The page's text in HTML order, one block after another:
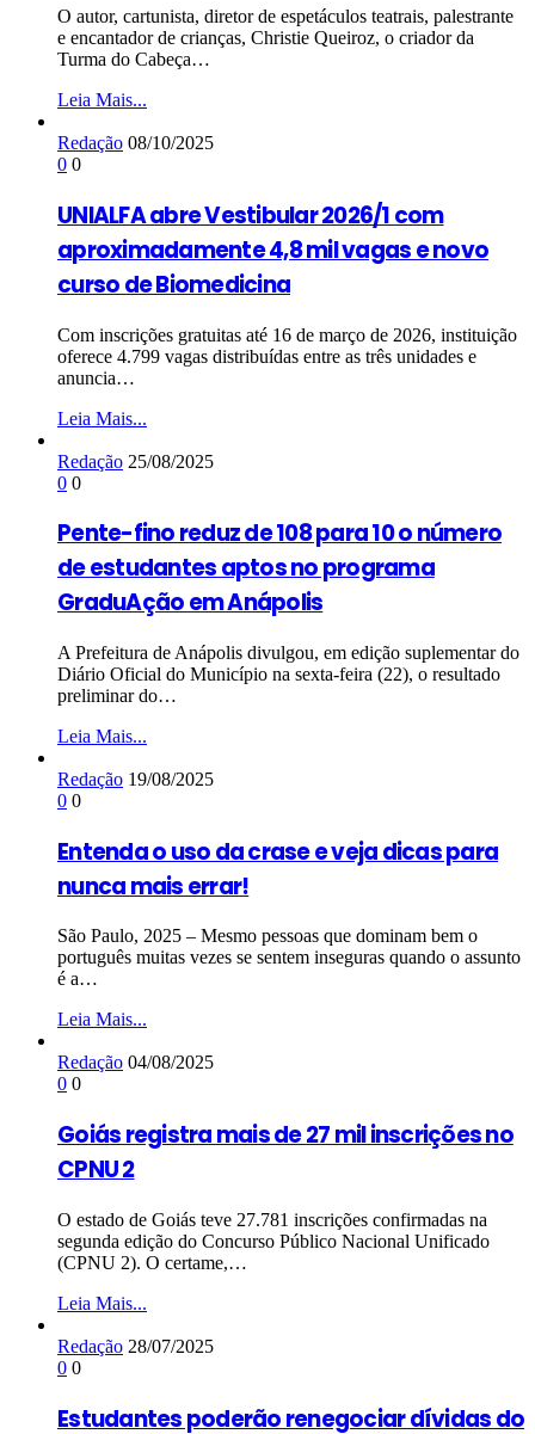
O autor, cartunista, diretor de espetáculos teatrais, palestrante
e encantador de crianças, Christie Queiroz, o criador da
Turma do Cabeça…
Leia Mais...
Redação 08/10/2025
0 0
UNIALFA abre Vestibular 2026/1 com
aproximadamente 4,8 mil vagas e novo
curso de Biomedicina
Com inscrições gratuitas até 16 de março de 2026, instituição
oferece 4.799 vagas distribuídas entre as três unidades e
anuncia…
Leia Mais...
Redação 25/08/2025
0 0
Pente-fino reduz de 108 para 10 o número
de estudantes aptos no programa
GraduAção em Anápolis
A Prefeitura de Anápolis divulgou, em edição suplementar do
Diário Oficial do Município na sexta-feira (22), o resultado
preliminar do…
Leia Mais...
Redação 19/08/2025
0 0
Entenda o uso da crase e veja dicas para
nunca mais errar!
São Paulo, 2025 – Mesmo pessoas que dominam bem o
português muitas vezes se sentem inseguras quando o assunto
é a…
Leia Mais...
Redação 04/08/2025
0 0
Goiás registra mais de 27 mil inscrições no
CPNU 2
O estado de Goiás teve 27.781 inscrições confirmadas na
segunda edição do Concurso Público Nacional Unificado
(CPNU 2). O certame,…
Leia Mais...
Redação 28/07/2025
0 0
Estudantes poderão renegociar dívidas do